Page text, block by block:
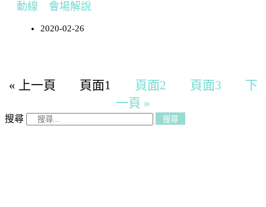
動線 會場解說
2020-02-26
« 上一頁 頁面1 頁面2 頁面3
下
一頁 »
搜尋 搜尋